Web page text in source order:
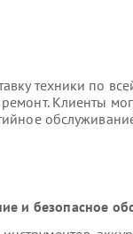
техники по
Клиенты
и безопасное